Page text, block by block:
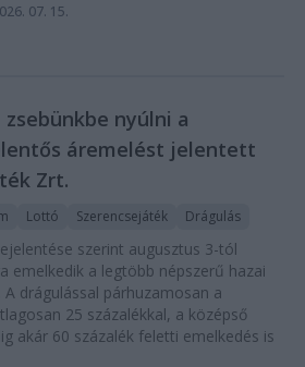
07. 15.
nyúlni a
áremelést jelentett
Zrt.
Lottó Szerencsejáték Drágulás
szerint augusztus 3-tól
emelkedik a legtöbb népszerű hazai
drágulással párhuzamosan a
25 százalékkal, a középső
akár 60 százalék feletti emelkedés is